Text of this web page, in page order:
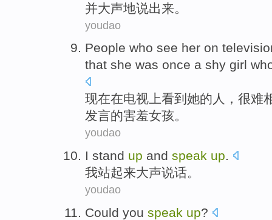
并大声地说出来。
youdao
People who see her on
that she was once a shy girl
现在在电视上看到她的人，很难
发言的害羞女孩。
youdao
I stand up and speak up.
我站起来大声说话。
youdao
Could you speak up?